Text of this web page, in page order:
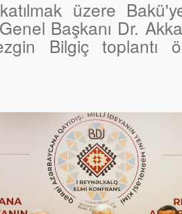
katılmak üzere
Başkanı Dr.
Bilgiç toplantı